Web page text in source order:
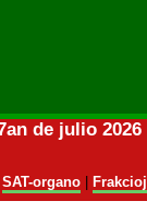
de julio
SAT-organo| Frakcioj